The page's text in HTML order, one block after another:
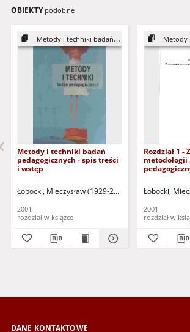
OBIEKTY podobne
Metody i techniki badań pedagogicznych
Metody i techniki badań
pedagogicznych - spis treści
i wstęp
Łobocki, Mieczysław (1929-2012)
2001
rozdział w książce
Metody i
Rozdział 1 -
metodologii
wzroku)
Łobocki,
2001
rozdział w
DANE KONTAKTOWE